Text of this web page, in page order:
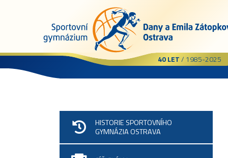
40 LET/ 1985-2025
HISTORIE SPORTOVNÍHO
GYMNÁZIA OSTRAVA